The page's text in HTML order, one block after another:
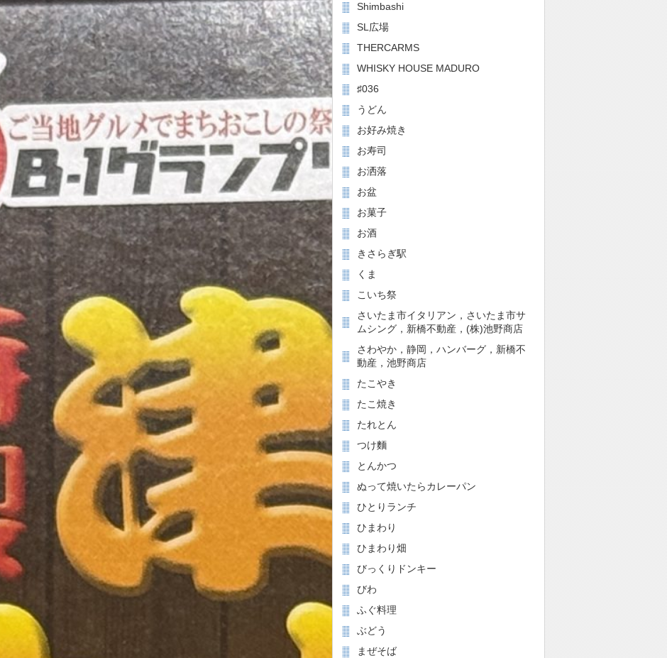
Shimbashi
SL広場
THERCARMS
WHISKY HOUSE MADURO
♯036
うどん
お好み焼き
お寿司
お洒落
お盆
お菓子
お酒
きさらぎ駅
くま
こいち祭
さいたま市イタリアン，さいたま市サ
ムシング，新橋不動産，(株)池野商店
さわやか，静岡，ハンバーグ，新橋不
動産，池野商店
たこやき
たこ焼き
たれとん
つけ麵
とんかつ
ぬって焼いたらカレーパン
ひとりランチ
ひまわり
ひまわり畑
びっくりドンキー
びわ
ふぐ料理
ぶどう
まぜそば